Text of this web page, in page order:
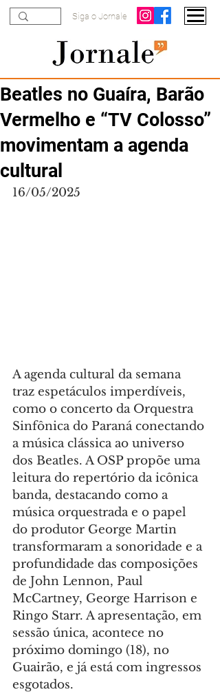
Siga o Jornale
Beatles no Guaíra, Barão
Vermelho e “TV Colosso”
movimentam a agenda
cultural
16/05/2025
A agenda cultural da semana
traz espetáculos imperdíveis,
como o concerto da Orquestra
Sinfônica do Paraná conectando
a música clássica ao universo
dos Beatles. A OSP propõe uma
leitura do repertório da icônica
banda, destacando como a
música orquestrada e o papel
do produtor George Martin
transformaram a sonoridade e a
profundidade das composições
de John Lennon, Paul
McCartney, George Harrison e
Ringo Starr. A apresentação, em
sessão única, acontece no
próximo domingo (18), no
Guairão, e já está com ingressos
esgotados.